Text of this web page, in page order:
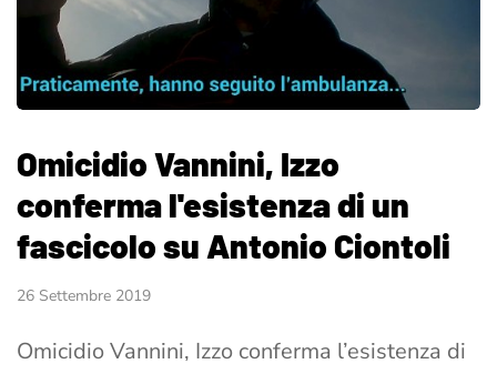
Omicidio Vannini, Izzo
conferma l'esistenza di un
fascicolo su Antonio Ciontoli
26 Settembre 2019
Omicidio Vannini, Izzo conferma l’esistenza di